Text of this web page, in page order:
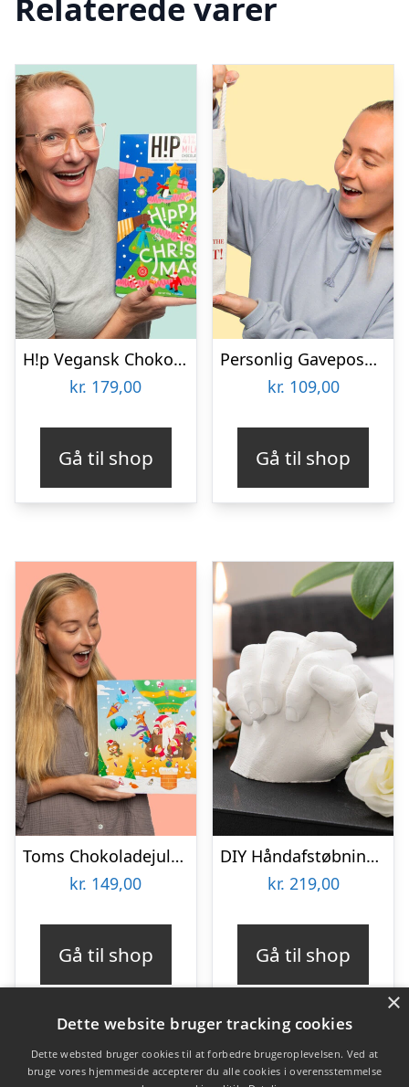
H!p Vegansk Chokoladejulekalender
kr. 179,00
Gå til shop
Personlig Gavepose til vin med Fotohjerte & Tekst
kr. 109,00
Gå til shop
Toms Chokoladejulekalender
kr. 149,00
Gå til shop
DIY Håndafstøbningskit – Spralla
kr. 219,00
Gå til shop
×
Dette website bruger tracking cookies
Dette websted bruger cookies til at forbedre brugeroplevelsen. Ved at
bruge vores hjemmeside accepterer du alle cookies i overensstemmelse